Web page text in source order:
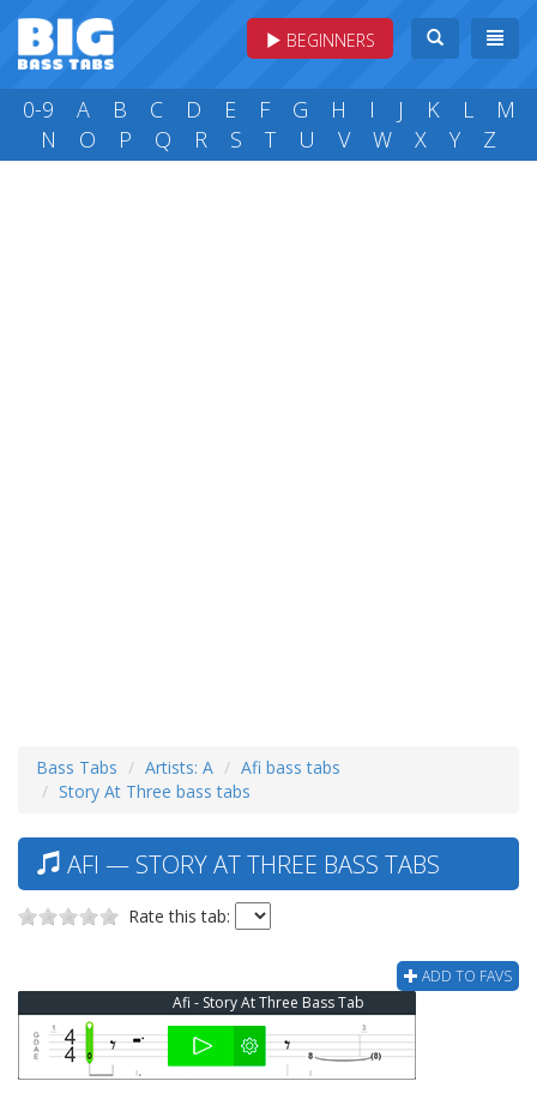
BEGINNERS
0-9 A B C D E F G H I J K L
M
N
O P Q R S T U V W X Y Z
Bass Tabs Artists: A
Afi bass tabs
Story At Three bass tabs
AFI — STORY AT THREE BASS TABS
Rate this tab:
ADD TO FAVS
Afi - Story At Three Bass Tab